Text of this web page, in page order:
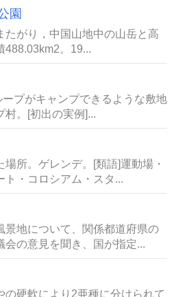
園
たがり，中国山地中の山岳と高
488.03km2。19...
プがキャンプできるような敷地
村。[初出の実例]...
所。ゲレンデ。[類語]運動場・
・コロシアム・スタ...
景地について、関係都道府県の
会の意見を聞き、国が指定...
の硬軟により2亜種に分けられて